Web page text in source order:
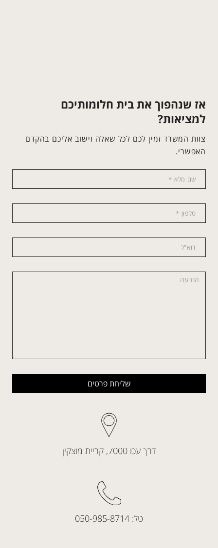
אז שנהפוך את בית חלומותיכם
למציאות?
צוות המשרד זמין לכם לכל שאלה וישוב אליכם בהקדם
האפשרי.
שליחת פרטים
דרך עכו 7000, קריית מוצקין
טל: 050-985-8714